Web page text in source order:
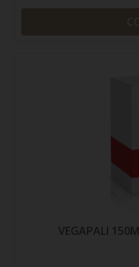
VEGAPALI